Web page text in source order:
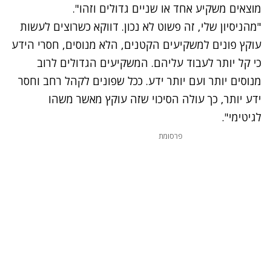
מוצאים משקיע אחד או שניים גדולים וזהו".
"מהניסיון שלי, זה פשוט לא נכון. דווקא כשרוצים לעשות
עוקץ פונים למשקיעים הקטנים, הלא מנוסים, חסרי הידע
כי קל יותר לעבוד עליהם. המשקיעים הגדולים לרוב
מנוסים יותר ועם יותר ידע. ככל שפונים לקהל רחב וחסר
ידע יותר, כך עולה הסיכוי שזה עוקץ מאשר משהו
לגיטימי".
פרסומת